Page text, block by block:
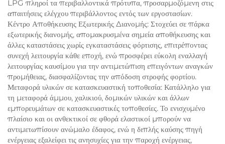
LPG πληροί τα περιβαλλοντικά πρότυπα, προσαρμοζόμενη στις
απαιτήσεις ελέγχου περιβάλλοντος εντός των εργοστασίων.
Κέντρο Αποθήκευσης Εξωτερικής Διανομής: Στοχεύει σε πάρκα
εξωτερικής διανομής, απομακρυσμένα σημεία αποθήκευσης και
άλλες καταστάσεις χωρίς εγκαταστάσεις φόρτισης, επιτρέποντας
συνεχή λειτουργία κάθε εποχή, ενώ προσφέρει εύκολη εναλλαγή
λειτουργίας καυσίμου για την αντιμετώπιση επειγόντων αναγκών
προμήθειας, διασφαλίζοντας την απόδοση στροφής φορτίου.
Μεταφορά υλικών σε κατασκευαστική τοποθεσία: Κατάλληλο για
τη μεταφορά άμμου, χαλικιού, δομικών υλικών και άλλων
εμπορευμάτων σε κατασκευαστικές τοποθεσίες. Το ενισχυμένο
πλαίσιο και οι ανθεκτικοί σε φθορά ελαστικοί μπορούν να
αντιμετωπίσουν ανώμαλο έδαφος, ενώ η διπλής καύσης πηγή
ενέργειας εξαλείφει τις ανησυχίες για την παροχή ενέργειας,